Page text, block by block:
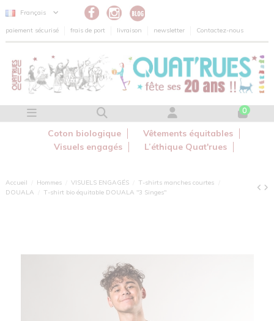
Panneau de gestion des cookies
Français
paiement sécurisé frais de port livraison newsletter Contactez-nous
0
Coton biologique
Vêtements équitables
Visuels engagés
L’éthique Quat'rues
Accueil Hommes VISUELS ENGAGÉS
T-shirts manches courtes
DOUALA
T-shirt bio équitable DOUALA "3 Singes"